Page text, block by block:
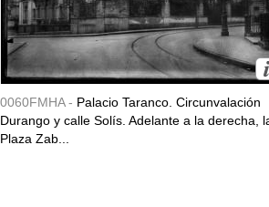
0060FMHA - Palacio Taranco. Circunvalación
Durango y calle Solís. Adelante a la derecha,
Plaza Zab...